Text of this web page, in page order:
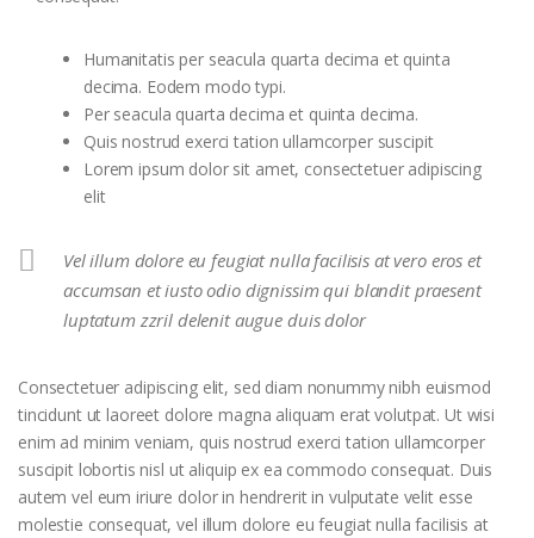
Humanitatis per seacula quarta decima et quinta
decima. Eodem modo typi.
Per seacula quarta decima et quinta decima.
Quis nostrud exerci tation ullamcorper suscipit
Lorem ipsum dolor sit amet, consectetuer adipiscing
elit
Vel illum dolore eu feugiat nulla facilisis at vero eros et
accumsan et iusto odio dignissim qui blandit praesent
luptatum zzril delenit augue duis dolor
Consectetuer adipiscing elit, sed diam nonummy nibh euismod
tincidunt ut laoreet dolore magna aliquam erat volutpat. Ut wisi
enim ad minim veniam, quis nostrud exerci tation ullamcorper
suscipit lobortis nisl ut aliquip ex ea commodo consequat. Duis
autem vel eum iriure dolor in hendrerit in vulputate velit esse
molestie consequat, vel illum dolore eu feugiat nulla facilisis at